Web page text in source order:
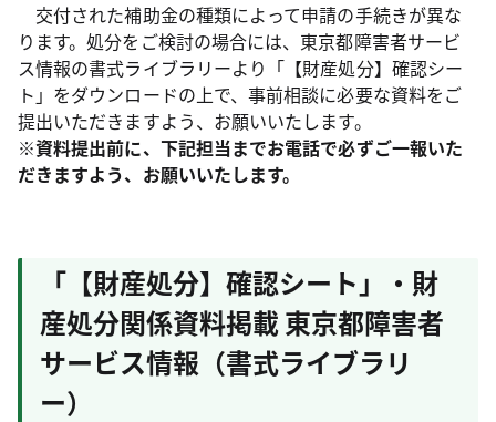
交付された補助金の種類によって申請の手続きが異な
ります。処分をご検討の場合には、東京都障害者サービ
ス情報の書式ライブラリーより「【財産処分】確認シー
ト」をダウンロードの上で、事前相談に必要な資料をご
提出いただきますよう、お願いいたします。
※資料提出前に、下記担当までお電話で必ずご一報いた
だきますよう、お願いいたします。
「【財産処分】確認シート」・財
産処分関係資料掲載 東京都障害者
サービス情報（書式ライブラリ
ー）